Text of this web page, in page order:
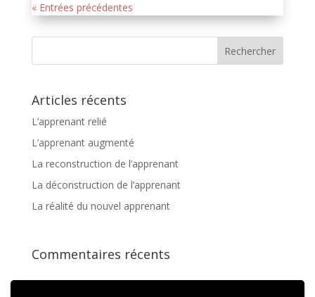
« Entrées précédentes
Articles récents
L’apprenant relié
L’apprenant augmenté
La reconstruction de l’apprenant
La déconstruction de l’apprenant
La réalité du nouvel apprenant
Commentaires récents